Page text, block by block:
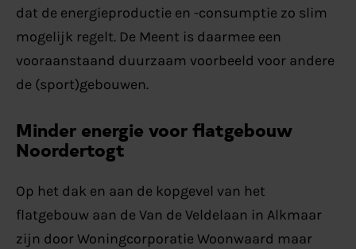
dat de energieproductie en -consumptie zo slim
mogelijk regelt. De Meent is daarmee een
vooraanstaand duurzaam voorbeeld voor andere
de (sport)gebouwen.
Minder energie voor flatgebouw
Noordertogt
Op het dak en aan de kopgevel van het
flatgebouw aan de Van de Veldelaan in Alkmaar
zijn door Woningcorporatie Woonwaard maar